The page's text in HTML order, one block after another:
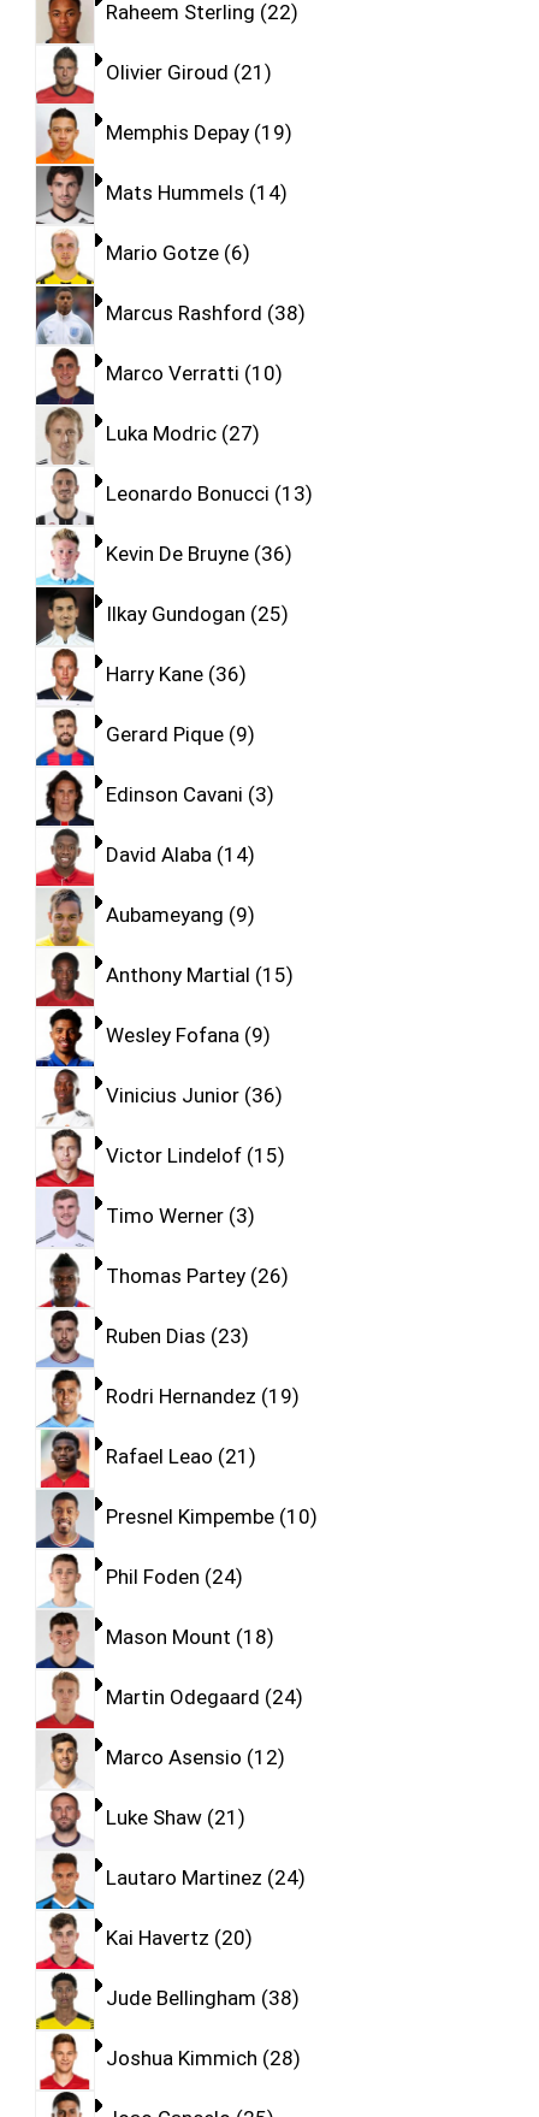
Raheem Sterling 22
Olivier Giroud 21
Memphis Depay 19
Mats Hummels 14
Mario Gotze 6
Marcus Rashford 38
Marco Verratti 10
Luka Modric 27
Leonardo Bonucci 13
Kevin De Bruyne 36
Ilkay Gundogan 25
Harry Kane 36
Gerard Pique 9
Edinson Cavani 3
David Alaba 14
Aubameyang 9
Anthony Martial 15
Wesley Fofana 9
Vinicius Junior 36
Victor Lindelof 15
Timo Werner 3
Thomas Partey 26
Ruben Dias 23
Rodri Hernandez 19
Rafael Leao 21
Presnel Kimpembe 10
Phil Foden 24
Mason Mount 18
Martin Odegaard 24
Marco Asensio 12
Luke Shaw 21
Lautaro Martinez 24
Kai Havertz 20
Jude Bellingham 38
Joshua Kimmich 28